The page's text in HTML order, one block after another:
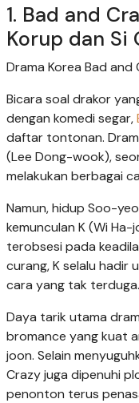
1. Bad and
Korup dan Si
Drama Korea Bad and
Bicara soal drakor
dengan komedi segar,
daftar tontonan.
(Lee Dong-wook),
melakukan berbagai
Namun, hidup Soo-
kemunculan K (Wi
terobsesi pada
curang, K selalu hadir
cara yang tak terduga.
Daya tarik utama
bromance yang kuat
joon. Selain
Crazy juga dipenuhi
penonton terus